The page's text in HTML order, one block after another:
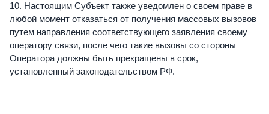
10. Настоящим Субъект также уведомлен о своем праве в
любой момент отказаться от получения массовых вызовов
путем направления соответствующего заявления своему
оператору связи, после чего такие вызовы со стороны
Оператора должны быть прекращены в срок,
установленный законодательством РФ.